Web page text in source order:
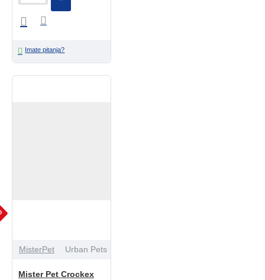
Imate pitanja?
MisterPet Urban Pets
Mister Pet Crockex